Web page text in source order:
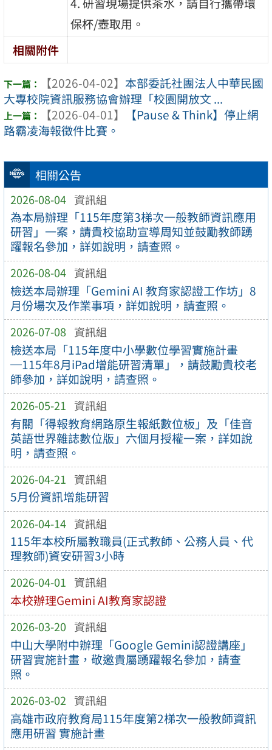
相關公告
2026-08-04 資訊組
為本局辦理「115年度第3梯次一般教師資訊應用
研習」一案，請貴校協助宣導周知並鼓勵教師踴
躍報名參加，詳如說明，請查照。
2026-08-04 資訊組
檢送本局辦理「Gemini AI 教育家認證工作坊」8
月份場次及作業事項，詳如說明，請查照。
2026-07-08 資訊組
檢送本局「115年度中小學數位學習實施計畫
─115年8月iPad增能研習清單」，請鼓勵貴校老
師參加，詳如說明，請查照。
2026-05-21 資訊組
有關「得報教育網路原生報紙數位板」及「佳音
英語世界雜誌數位版」六個月授權一案，詳如說
明，請查照。
2026-04-21 資訊組
5月份資訊增能研習
2026-04-14 資訊組
115年本校所屬教職員(正式教師、公務人員、代
理教師)資安研習3小時
2026-04-01 資訊組
本校辦理Gemini AI教育家認證
2026-03-20 資訊組
中山大學附中辦理「Google Gemini認證講座」
研習實施計畫，敬邀貴屬踴躍報名參加，請查
照。
2026-03-02 資訊組
高雄市政府教育局115年度第2梯次一般教師資訊
應用研習 實施計畫
保杯/壺取用。
相關附件
【2026-04-02】 本部委託社團法人中華民國
大專校院資訊服務協會辦理「校園開放文 ...
【2026-04-01】
【Pause & Think】停止網
路霸凌海報徵件比賽。